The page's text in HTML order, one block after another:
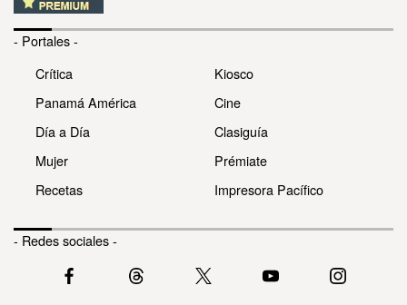
- Portales -
Crítica
Panamá América
Día a Día
Mujer
Recetas
Kiosco
Cine
Clasiguía
Prémiate
Impresora Pacífico
- Redes sociales -